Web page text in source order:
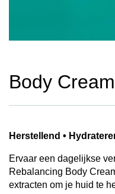
Body
Herstellend •
Ervaar een dagelijkse
Rebalancing Body
extracten om je huid te